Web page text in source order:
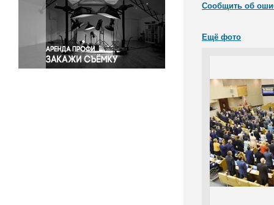
Спорт
Экология
Экономика и бизнес
Сообщить об
Ещё фото